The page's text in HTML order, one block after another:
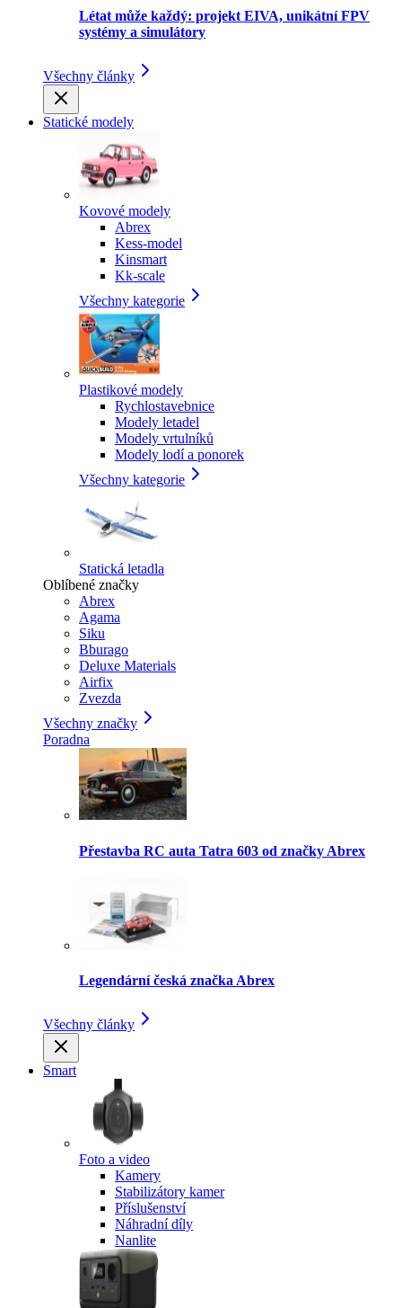
Létat může každý: projekt EIVA, unikátní FPV
systémy a simulátory
Všechny články
Statické modely
Kovové modely
Abrex
Kess-model
Kinsmart
Kk-scale
Všechny kategorie
Plastikové modely
Rychlostavebnice
Modely letadel
Modely vrtulníků
Modely lodí a ponorek
Všechny kategorie
Statická letadla
Oblíbené značky
Abrex
Agama
Siku
Bburago
Deluxe Materials
Airfix
Zvezda
Všechny značky
Poradna
Přestavba RC auta Tatra 603 od značky Abrex
Legendární česká značka Abrex
Všechny články
Smart
Foto a video
Kamery
Stabilizátory kamer
Příslušenství
Náhradní díly
Nanlite